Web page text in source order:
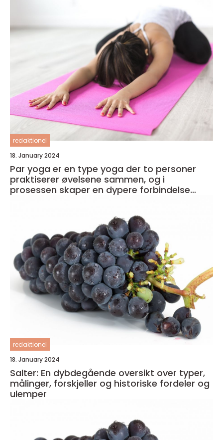
redaktionel
18. January 2024
Par yoga er en type yoga der to personer
praktiserer øvelsene sammen, og i
prosessen skaper en dypere forbindelse
redaktionel
18. January 2024
Salter: En dybdegående oversikt over typer,
målinger, forskjeller og historiske fordeler og
ulemper